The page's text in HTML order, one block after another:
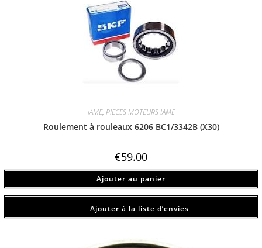
IAME, PIECES MOTEURS IAME
Roulement à rouleaux 6206 BC1/3342B (X30)
€59.00
Ajouter au panier
Ajouter à la liste d’envies